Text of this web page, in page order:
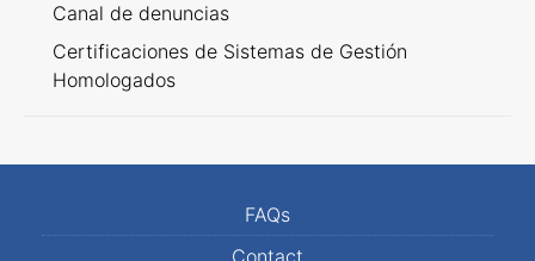
Canal de denuncias
Certificaciones de Sistemas de Gestión
Homologados
FAQs
Contact